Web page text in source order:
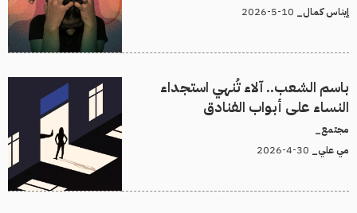
إيناس كمال_
باسم الشعب.. آلاء تُنهي استجداء
النساء على أبواب الفنادق
مجتمع_
مي علي_